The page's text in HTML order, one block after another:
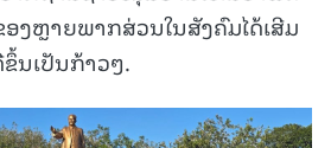
ງຫຼາຍພາກສ່ວນໃນສັງຄົມໄດ້ເສີມ
ນເປັນກ້າວໆ.